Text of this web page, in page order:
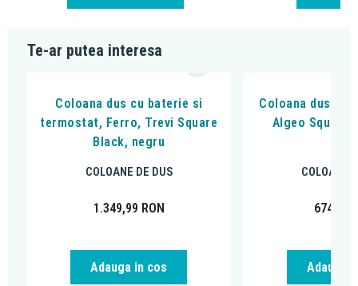
Te-ar putea interesa
Coloana dus cu baterie si
termostat, Ferro, Trevi Square
Black, negru
COLOANE DE DUS
1.349,99 RON
Adauga in cos
Coloana dus cu
Algeo
COLOANE
674,99
Adauga